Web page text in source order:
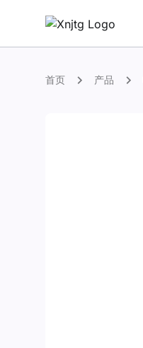
首页 产品